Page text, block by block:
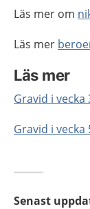
Läs mer om
Läs mer
Läs mer
Gravid i vecka
Gravid i vecka
Senast